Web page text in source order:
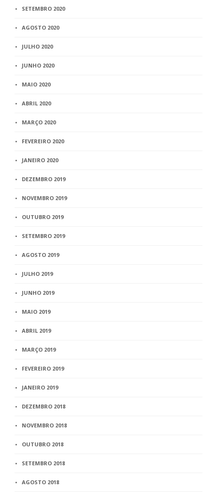
SETEMBRO 2020
AGOSTO 2020
JULHO 2020
JUNHO 2020
MAIO 2020
ABRIL 2020
MARÇO 2020
FEVEREIRO 2020
JANEIRO 2020
DEZEMBRO 2019
NOVEMBRO 2019
OUTUBRO 2019
SETEMBRO 2019
AGOSTO 2019
JULHO 2019
JUNHO 2019
MAIO 2019
ABRIL 2019
MARÇO 2019
FEVEREIRO 2019
JANEIRO 2019
DEZEMBRO 2018
NOVEMBRO 2018
OUTUBRO 2018
SETEMBRO 2018
AGOSTO 2018